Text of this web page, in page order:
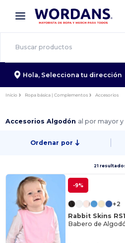
× App de Wordans
¡Mejores precios en app!
Hola, Selecciona tu dirección
Inicio Ropa básica | Complementos Accesorios
Accesorios Algodón al por mayor
Ordenar por
21
-9%
+2
Rabbit Skins
Babero de